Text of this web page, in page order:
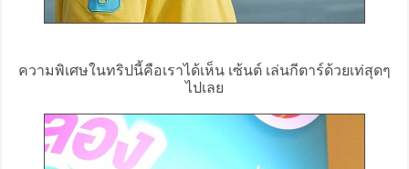
ความพิเศษในทริปนี้คือเราได้เห็น เซ้นต์ เล่นกีตาร์ด้วยเท่สุดๆ
ไปเลย